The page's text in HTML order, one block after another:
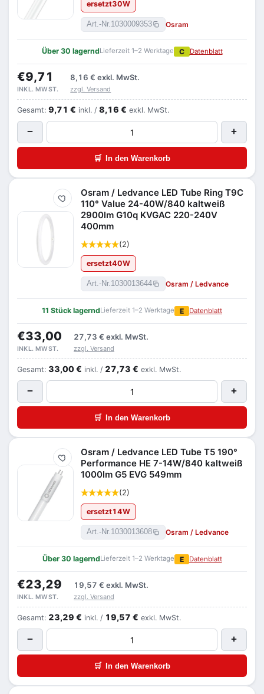
ersetzt30W
Art.-Nr.1030009353 Osram
Über 30 lagerndLieferzeit 1–2 Werktage C Datenblatt
€9,71 8,16 € exkl. MwSt.
INKL. MWST. zzgl. Versand
Gesamt: 9,71 € inkl. / 8,16 € exkl. MwSt.
− +
🛒 In den Warenkorb
Merken
Osram / Ledvance LED Tube Ring T9C
110° Value 24-40W/840 kaltweiß
2900lm G10q KVGAC 220-240V
400mm
(2)
ersetzt40W
Art.-Nr.1030013644 Osram / Ledvance
11 Stück lagerndLieferzeit 1–2 Werktage E Datenblatt
€33,00 27,73 € exkl. MwSt.
INKL. MWST. zzgl. Versand
Gesamt: 33,00 € inkl. / 27,73 € exkl. MwSt.
− +
🛒 In den Warenkorb
Merken
Osram / Ledvance LED Tube T5 190°
Performance HE 7-14W/840 kaltweiß
1000lm G5 EVG 549mm
(2)
ersetzt14W
Art.-Nr.1030013608 Osram / Ledvance
Über 30 lagerndLieferzeit 1–2 Werktage E Datenblatt
€23,29 19,57 € exkl. MwSt.
INKL. MWST. zzgl. Versand
Gesamt: 23,29 € inkl. / 19,57 € exkl. MwSt.
− +
🛒 In den Warenkorb